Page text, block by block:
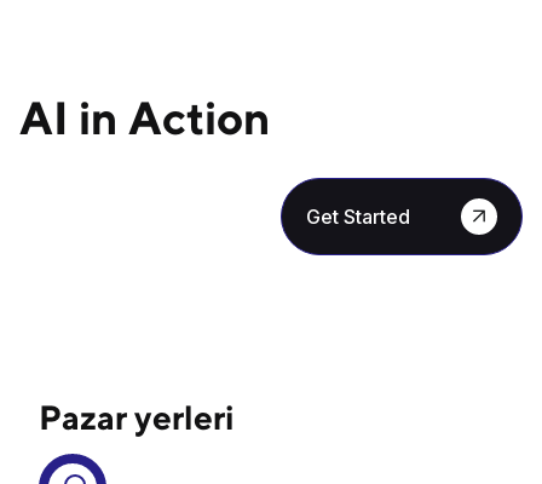
AI in Action
Get Started
Pazar yerleri